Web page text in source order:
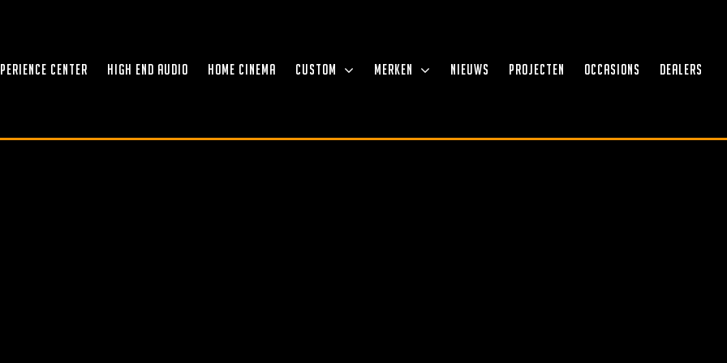
CENTER HIGH END AUDIO HOME CINEMA CUSTOM MERKEN NIEUWS PROJECTEN OCCASIONS DEALERS